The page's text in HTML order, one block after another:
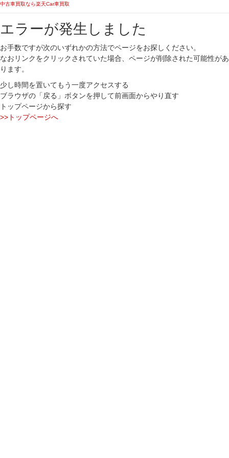
中古車買取なら楽天Car車買取
エラーが発生しました
お手数ですが次のいずれかの方法でページをお探しください。
なおリンクをクリックされていた場合、ページが削除された可能性があ
ります。
少し時間を置いてもう一度アクセスする
ブラウザの「戻る」ボタンを押して前画面からやり直す
トップページから探す
>>トップページへ